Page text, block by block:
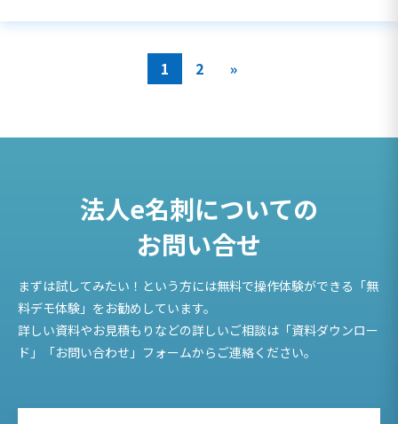
ジ
シ
ョ
ン
1 2 »
法人e名刺についての
お問い合せ
まずは試してみたい！という方には無料で操作体験ができる「無
料デモ体験」をお勧めしています。
詳しい資料やお見積もりなどの詳しいご相談は「資料ダウンロー
ド」「お問い合わせ」フォームからご連絡ください。